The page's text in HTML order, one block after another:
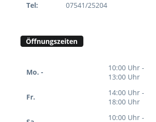
Tel:
07541/25204
Öffnungszeiten
Mo. -
10:00 Uhr -
13:00 Uhr
Fr.
14:00 Uhr -
18:00 Uhr
10:00 Uhr -